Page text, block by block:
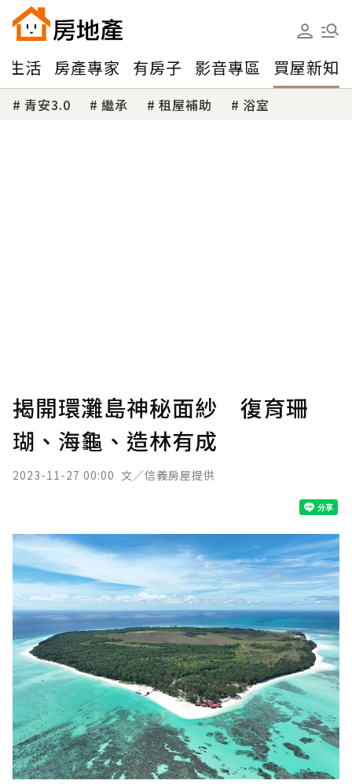
生活 房產專家 有房子 影音專區 買屋新知
青安3.0 繼承 租屋補助 浴室
揭開環灘島神秘面紗 復育珊
瑚、海龜、造林有成
2023-11-27 00:00 文／信義房屋提供